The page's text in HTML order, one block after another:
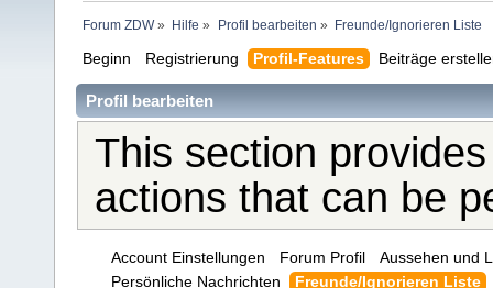
Forum ZDW» Hilfe » Profil bearbeiten » Freunde/Ignorieren Liste
Beginn Registrierung Profil-Features Beiträge
Profil bearbeiten
This section
actions that can be
Account Einstellungen Forum Profil
Aussehen und
Persönliche Nachrichten
Freunde/Ignorieren Liste